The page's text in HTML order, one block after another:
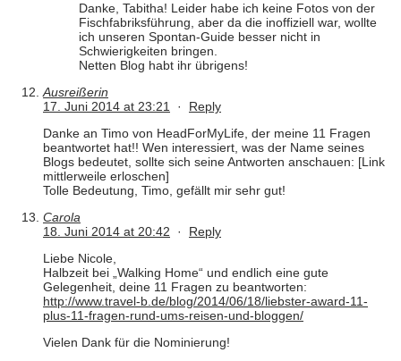
Danke, Tabitha! Leider habe ich keine Fotos von der
Fischfabriksführung, aber da die inoffiziell war, wollte
ich unseren Spontan-Guide besser nicht in
Schwierigkeiten bringen.
Netten Blog habt ihr übrigens!
Ausreißerin
17. Juni 2014 at 23:21 · Reply
Danke an Timo von HeadForMyLife, der meine 11 Fragen
beantwortet hat!! Wen interessiert, was der Name seines
Blogs bedeutet, sollte sich seine Antworten anschauen: [Link
mittlerweile erloschen]
Tolle Bedeutung, Timo, gefällt mir sehr gut!
Carola
18. Juni 2014 at 20:42 · Reply
Liebe Nicole,
Halbzeit bei „Walking Home“ und endlich eine gute
Gelegenheit, deine 11 Fragen zu beantworten:
http://www.travel-b.de/blog/2014/06/18/liebster-award-11-
plus-11-fragen-rund-ums-reisen-und-bloggen/
Vielen Dank für die Nominierung!